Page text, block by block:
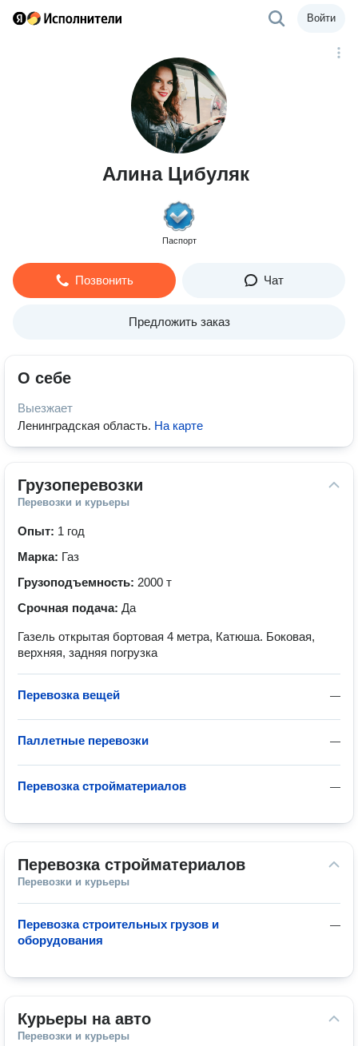
Войти
Алина Цибуляк
Паспорт
Позвонить Чат
Предложить заказ
О себе
Выезжает
Ленинградская область. На карте
Грузоперевозки
Перевозки и курьеры
Опыт: 1 год
Марка: Газ
Грузоподъемность: 2000 т
Срочная подача: Да
Газель открытая бортовая 4 метра, Катюша. Боковая,
верхняя, задняя погрузка
—
Перевозка вещей
—
Паллетные перевозки
—
Перевозка стройматериалов
Перевозка стройматериалов
Перевозки и курьеры
—
Перевозка строительных грузов и
оборудования
Курьеры на авто
Перевозки и курьеры